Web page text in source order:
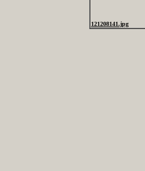
121208141.jpg